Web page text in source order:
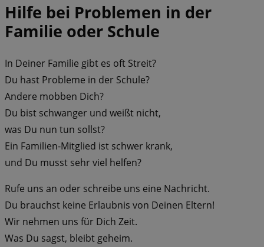
Hilfe bei Problemen in der
Familie oder Schule
In Deiner Familie gibt es oft Streit?
Du hast Probleme in der Schule?
Andere mobben Dich?
Du bist schwanger und weißt nicht,
was Du nun tun sollst?
Ein Familien-Mitglied ist schwer krank,
und Du musst sehr viel helfen?
Rufe uns an oder schreibe uns eine Nachricht.
Du brauchst keine Erlaubnis von Deinen Eltern!
Wir nehmen uns für Dich Zeit.
Was Du sagst, bleibt geheim.